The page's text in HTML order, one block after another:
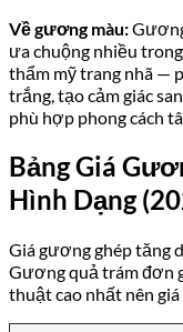
Về gương màu:
ưa chuộng nhiều
thẩm mỹ trang nhã —
trắng, tạo cảm giác
phù hợp phong cách
Bảng Giá
Hình Dạng
Giá gương ghép tăng
Gương quả trám đơn
thuật cao nhất nên giá